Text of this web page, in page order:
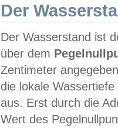
Der
Der Wasserstand ist
über dem
Zentimeter
die lokale
aus. Erst durch die
Wert des